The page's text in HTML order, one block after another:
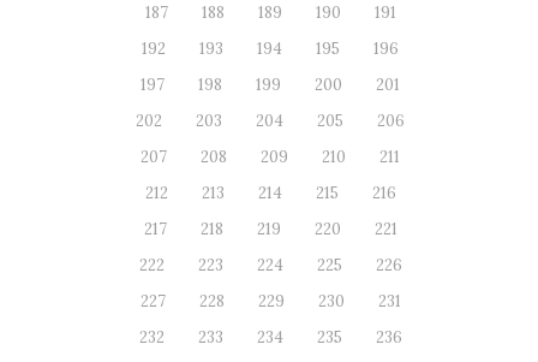
187
188 189 190
191
192
193 194 195
196
197
198 199 200
201
202
203 204 205
206
207
208 209 210
211
212
213 214 215
216
217
218 219 220
221
222
223 224 225
226
227
228 229 230
231
232
233 234 235
236